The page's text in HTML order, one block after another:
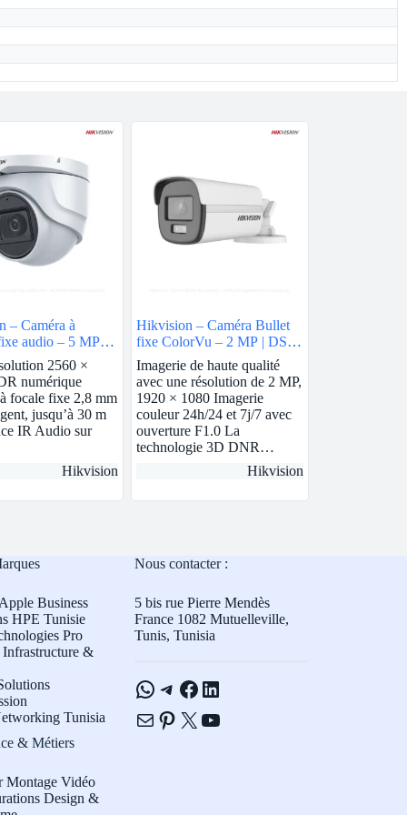
– Caméra à
audio – 5 MP |
ITMFS2560 ×
numérique
focale fixe 2,8 mm
jusqu’à 30 m
IR Audio sur
Hikvision
Hikvision – Caméra Bullet
fixe ColorVu – 2 MP | DS-
2CE12DF0T-F
Imagerie de haute qualité
avec une résolution de 2 MP,
1920 × 1080 Imagerie
couleur 24h/24 et 7j/7 avec
ouverture F1.0 La
technologie 3D DNR…
Hikvision
Business
HPE Tunisie
Pro
Infrastructure &
Tunisia
& Métiers
Montage Vidéo
Design &
Nous contacter :
5 bis rue Pierre Mendès
France 1082 Mutuelleville,
Tunis, Tunisia
WhatsApp
Telegram
Facebook
LinkedIn
E-mailPinterest
X YouTube